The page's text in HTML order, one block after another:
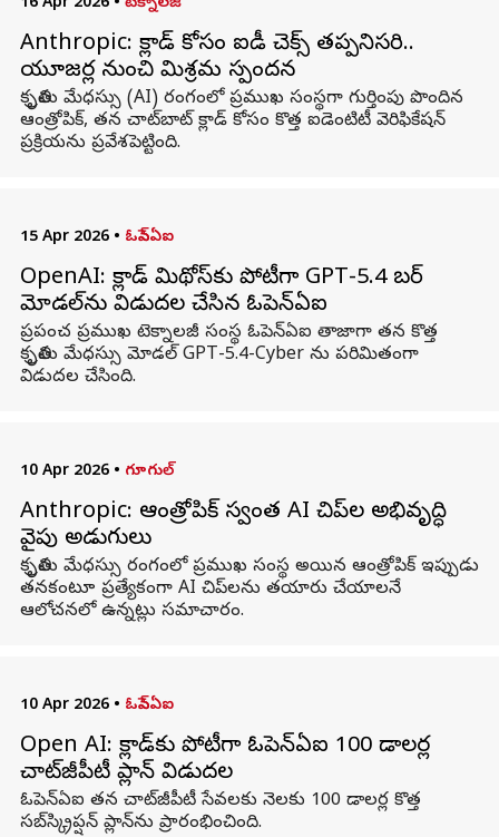
Anthropic: క్లాడ్ కోసం ఐడీ చెక్స్ తప్పనిసరి..
యూజర్ల నుంచి మిశ్రమ స్పందన
కృత్రిమ మేధస్సు (AI) రంగంలో ప్రముఖ సంస్థగా గుర్తింపు పొందిన
ఆంత్రోపిక్, తన చాట్‌బాట్ క్లాడ్ కోసం కొత్త ఐడెంటిటీ వెరిఫికేషన్
ప్రక్రియను ప్రవేశపెట్టింది.
15 Apr 2026 • ఓపెన్ఏఐ
OpenAI: క్లాడ్ మిథోస్‌కు పోటీగా GPT-5.4 సైబర్
మోడల్‌ను విడుదల చేసిన ఓపెన్‌ఏఐ
ప్రపంచ ప్రముఖ టెక్నాలజీ సంస్థ ఓపెన్‌ఏఐ తాజాగా తన కొత్త
కృత్రిమ మేధస్సు మోడల్ GPT-5.4-Cyber ను పరిమితంగా
విడుదల చేసింది.
10 Apr 2026 • గూగుల్
Anthropic: ఆంత్రోపిక్ స్వంత AI చిప్‌ల అభివృద్ధి
వైపు అడుగులు
కృత్రిమ మేధస్సు రంగంలో ప్రముఖ సంస్థ అయిన ఆంత్రోపిక్ ఇప్పుడు
తనకంటూ ప్రత్యేకంగా AI చిప్‌లను తయారు చేయాలనే
ఆలోచనలో ఉన్నట్లు సమాచారం.
10 Apr 2026 • ఓపెన్ఏఐ
Open AI: క్లాడ్‌కు పోటీగా ఓపెన్‌ఏఐ 100 డాలర్ల
చాట్‌జీపీటీ ప్లాన్ విడుదల
ఓపెన్‌ఏఐ తన చాట్‌జీపీటీ సేవలకు నెలకు 100 డాలర్ల కొత్త
సబ్‌స్క్రిప్షన్ ప్లాన్‌ను ప్రారంభించింది.